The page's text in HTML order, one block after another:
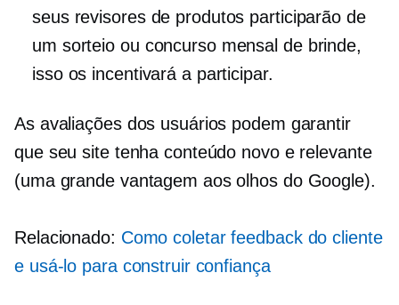
seus revisores de produtos participarão de
um sorteio ou concurso mensal de brinde,
isso os incentivará a participar.
As avaliações dos usuários podem garantir
que seu site tenha conteúdo novo e relevante
(uma grande vantagem aos olhos do Google).
Relacionado: Como coletar feedback do cliente
e usá-lo para construir confiança